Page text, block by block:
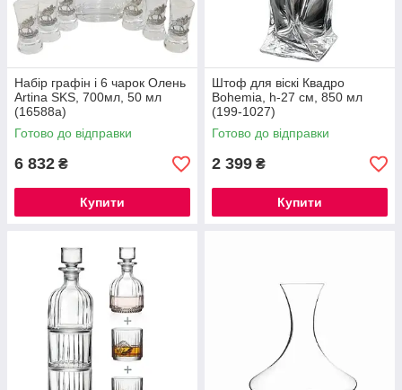
Набір графін і 6 чарок Олень
Artina SKS, 700мл, 50 мл
(16588a)
Готово до відправки
6 832 ₴
Купити
Штоф для віскі Квадро
Bohemia, h-27 cм, 850 мл
(199-1027)
Готово до відправки
2 399 ₴
Купити